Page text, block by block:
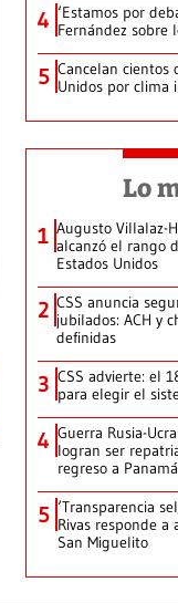
4 ‘Estamos por
Fernández sobre
5 Cancelan cientos
Unidos por clima
Lo
1 Augusto Villalaz-
alcanzó el rango
Estados Unidos
2 CSS anuncia
jubilados: ACH y
definidas
3 CSS advierte: el
para elegir el
4 Guerra Rusia-
logran ser
regreso a Panamá
5 ‘Transparencia
Rivas responde a
San Miguelito